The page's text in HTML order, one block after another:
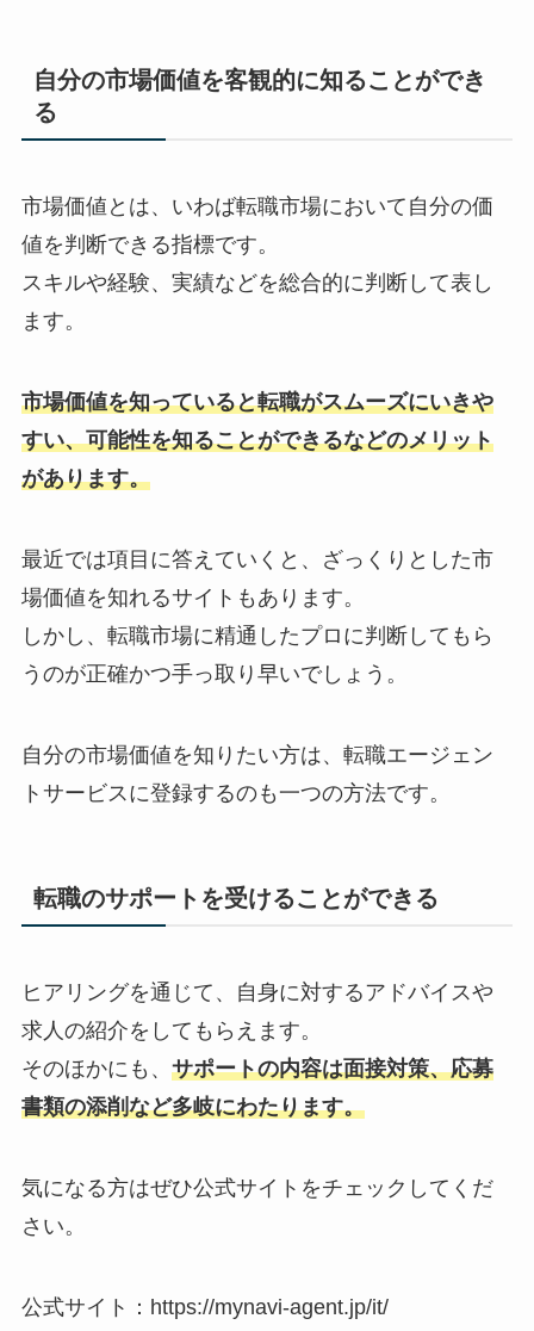
自分の市場価値を客観的に知ることができ
る
市場価値とは、いわば転職市場において自分の価
値を判断できる指標です。
スキルや経験、実績などを総合的に判断して表し
ます。
市場価値を知っていると転職がスムーズにいきや
すい、可能性を知ることができるなどのメリット
があります。
最近では項目に答えていくと、ざっくりとした市
場価値を知れるサイトもあります。
しかし、転職市場に精通したプロに判断してもら
うのが正確かつ手っ取り早いでしょう。
自分の市場価値を知りたい方は、転職エージェン
トサービスに登録するのも一つの方法です。
転職のサポートを受けることができる
ヒアリングを通じて、自身に対するアドバイスや
求人の紹介をしてもらえます。
そのほかにも、 サポートの内容は面接対策、応募
書類の添削など多岐にわたります。
気になる方はぜひ公式サイトをチェックしてくだ
さい。
公式サイト：https://mynavi-agent.jp/it/